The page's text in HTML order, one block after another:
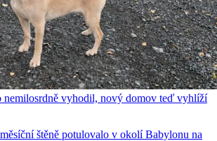
nemilosrdně vyhodil, nový domov teď vyhlíží
štěně potulovalo v okolí Babylonu na